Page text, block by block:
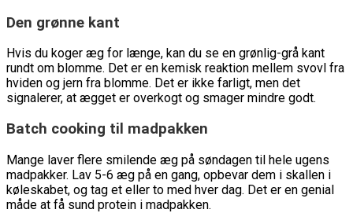
Den grønne kant
Hvis du koger æg for længe, kan du se en grønlig-grå kant
rundt om blomme. Det er en kemisk reaktion mellem svovl fra
hviden og jern fra blomme. Det er ikke farligt, men det
signalerer, at ægget er overkogt og smager mindre godt.
Batch cooking til madpakken
Mange laver flere smilende æg på søndagen til hele ugens
madpakker. Lav 5-6 æg på en gang, opbevar dem i skallen i
køleskabet, og tag et eller to med hver dag. Det er en genial
måde at få sund protein i madpakken.